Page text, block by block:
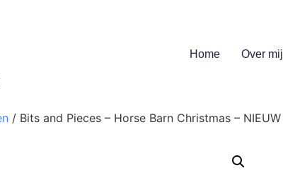
Home Over mij
/ Bits and Pieces – Horse Barn Christmas – NIEUW